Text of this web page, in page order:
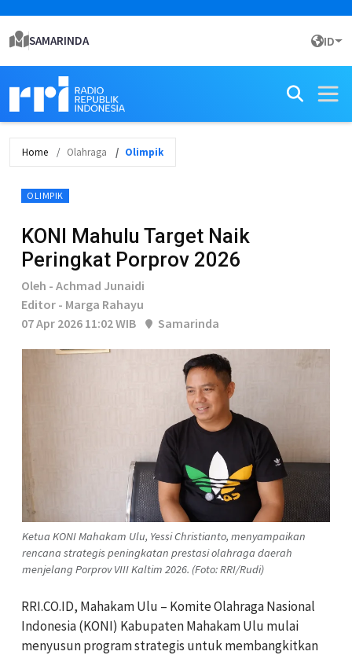
SAMARINDA ID
Home Olahraga Olimpik
OLIMPIK
KONI Mahulu Target Naik
Peringkat Porprov 2026
Oleh - Achmad Junaidi
Editor - Marga Rahayu
07 Apr 2026 11:02 WIB
Samarinda
Ketua KONI Mahakam Ulu, Yessi Christianto, menyampaikan
rencana strategis peningkatan prestasi olahraga daerah
menjelang Porprov VIII Kaltim 2026. (Foto: RRI/Rudi)
RRI.CO.ID, Mahakam Ulu – Komite Olahraga Nasional
Indonesia (KONI) Kabupaten Mahakam Ulu mulai
menyusun program strategis untuk membangkitkan